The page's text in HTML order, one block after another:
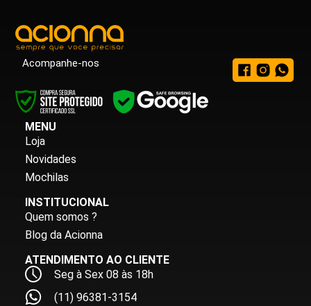
Acompanhe-nos
MENU
Loja
Novidades
Mochilas
INSTITUCIONAL
Quem somos ?
Blog da Acionna
ATENDIMENTO AO CLIENTE
Seg à Sex 08 às 18h
(11) 96381-3154